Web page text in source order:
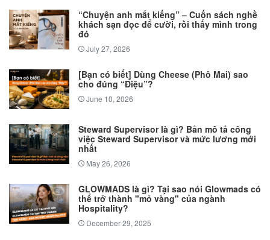
“Chuyện anh mắt kiếng” – Cuốn sách nghề
khách sạn đọc để cười, rồi thấy mình trong
đó
July 27, 2026
[Bạn có biết] Dùng Cheese (Phô Mai) sao
cho đúng “Điệu”?
June 10, 2026
Steward Supervisor là gì? Bản mô tả công
việc Steward Supervisor và mức lương mới
nhất
May 26, 2026
GLOWMADS là gì? Tại sao nói Glowmads có
thể trở thành "mỏ vàng" của ngành
Hospitality?
December 29, 2025